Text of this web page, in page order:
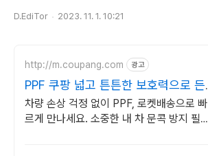
D.EdiTor 2023. 11. 1. 10:21
http://m.coupang.com 광고
PPF 쿠팡 넓고 튼튼한 보호력으로 든
든
차량 손상 걱정 없이 PPF, 로켓배송으로 빠
르게 만나세요. 소중한 내 차 문콕 방지 필수